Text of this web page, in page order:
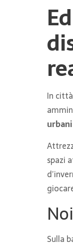
In
spazi
Sulla